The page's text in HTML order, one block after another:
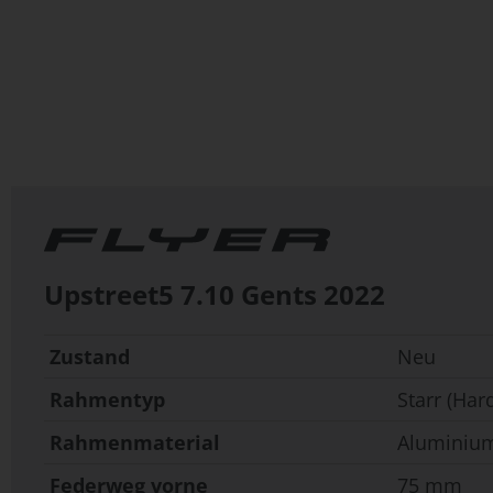
Bildergalerie
Upstreet5 7.10 Gents 2022
Zustand
Neu
Rahmentyp
Starr
Rahmenmaterial
Federweg vorne
75 mm